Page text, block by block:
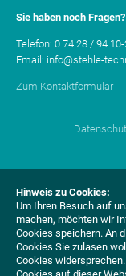
Hinweis zu Cookies:
Um Ihren Besuch auf
machen, möchten wir
Cookies speichern. An
Cookies Sie zulasen
Cookies widersprechen.
Sie haben noch Fragen?
Telefon: 0 74 28 / 94
Email: info@stehle-
Zum Kontaktformular